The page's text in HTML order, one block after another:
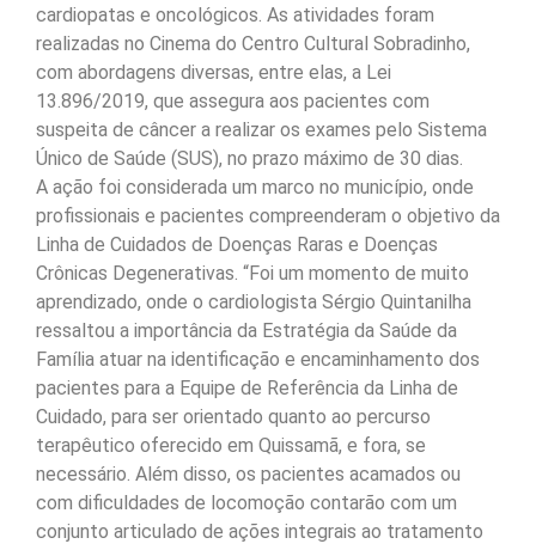
cardiopatas e oncológicos. As atividades foram
realizadas no Cinema do Centro Cultural Sobradinho,
com abordagens diversas, entre elas, a Lei
13.896/2019, que assegura aos pacientes com
suspeita de câncer a realizar os exames pelo Sistema
Único de Saúde (SUS), no prazo máximo de 30 dias.
A ação foi considerada um marco no município, onde
profissionais e pacientes compreenderam o objetivo da
Linha de Cuidados de Doenças Raras e Doenças
Crônicas Degenerativas. “Foi um momento de muito
aprendizado, onde o cardiologista Sérgio Quintanilha
ressaltou a importância da Estratégia da Saúde da
Família atuar na identificação e encaminhamento dos
pacientes para a Equipe de Referência da Linha de
Cuidado, para ser orientado quanto ao percurso
terapêutico oferecido em Quissamã, e fora, se
necessário. Além disso, os pacientes acamados ou
com dificuldades de locomoção contarão com um
conjunto articulado de ações integrais ao tratamento